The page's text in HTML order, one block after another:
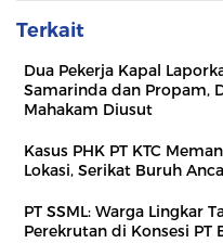
Terkait
Dua Pekerja Kapal
Samarinda dan Propam,
Mahakam Diusut
Kasus PHK PT KTC
Lokasi, Serikat Buruh
PT SSML: Warga Lingkar
Perekrutan di Konsesi PT